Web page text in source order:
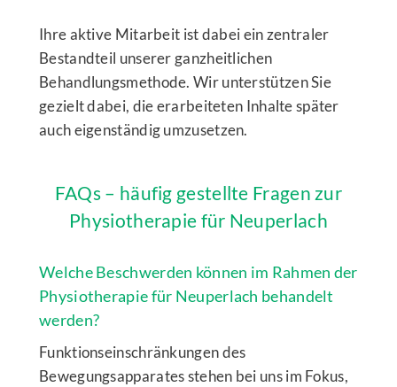
Ihre aktive Mitarbeit ist dabei ein zentraler
Bestandteil unserer ganzheitlichen
Behandlungsmethode. Wir unterstützen Sie
gezielt dabei, die erarbeiteten Inhalte später
auch eigenständig umzusetzen.
FAQs – häufig gestellte Fragen zur
Physiotherapie für Neuperlach
Welche Beschwerden können im Rahmen der
Physiotherapie für Neuperlach behandelt
werden?
Funktionseinschränkungen des
Bewegungsapparates stehen bei uns im Fokus,